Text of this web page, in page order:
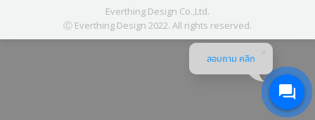
Everthing Design Co.,Ltd.
Ⓒ Everthing Design 2022. All rights reserved.
สอบถาม คลิก